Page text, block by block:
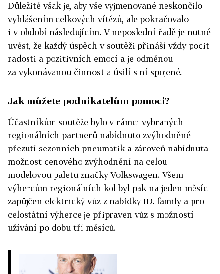
Důležité však je, aby vše vyjmenované neskončilo
vyhlášením celkových vítězů, ale pokračovalo
i v období následujícím. V neposlední řadě je nutné
uvést, že každý úspěch v soutěži přináší vždy pocit
radosti a pozitivních emocí a je odměnou
za vykonávanou činnost a úsilí s ní spojené.
Jak můžete podnikatelům pomoci?
Účastníkům soutěže bylo v rámci vybraných
regionálních partnerů nabídnuto zvýhodněné
přezutí sezonních pneumatik a zároveň nabídnuta
možnost cenového zvýhodnění na celou
modelovou paletu značky Volkswagen. Všem
výhercům regionálních kol byl pak na jeden měsíc
zapůjčen elektrický vůz z nabídky ID. family a pro
celostátní výherce je připraven vůz s možností
užívání po dobu tří měsíců.